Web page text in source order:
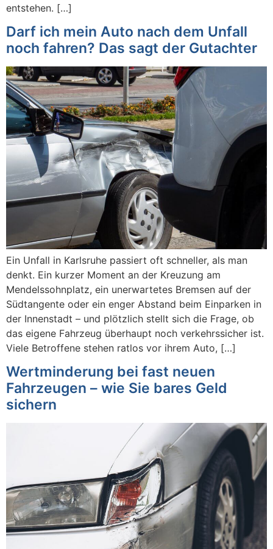
entstehen. […]
Darf ich mein Auto nach dem Unfall
noch fahren? Das sagt der Gutachter
Ein Unfall in Karlsruhe passiert oft schneller, als man
denkt. Ein kurzer Moment an der Kreuzung am
Mendelssohnplatz, ein unerwartetes Bremsen auf der
Südtangente oder ein enger Abstand beim Einparken in
der Innenstadt – und plötzlich stellt sich die Frage, ob
das eigene Fahrzeug überhaupt noch verkehrssicher ist.
Viele Betroffene stehen ratlos vor ihrem Auto, […]
Wertminderung bei fast neuen
Fahrzeugen – wie Sie bares Geld
sichern